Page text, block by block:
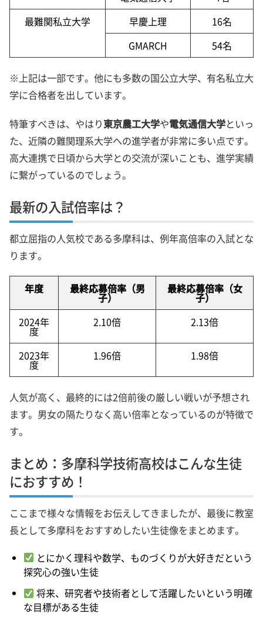
最難関私立大学
早慶上理
16名
GMARCH
54名
※上記は一部です。他にも多数の国公立大学、有名私立大
学に合格者を出しています。
特筆すべきは、やはり東京農工大学や電気通信大学といっ
た、近隣の難関理系大学への進学者が非常に多い点です。
高大連携で日頃から大学との交流が深いことも、進学実績
に繋がっているのでしょう。
最新の入試倍率は？
都立屈指の人気校である多摩科は、例年高倍率の入試とな
ります。
年度 最終応募倍率（男
子）
最終応募倍率（女
子）
2024年
度
2.10倍 2.13倍
2023年
度
1.96倍 1.98倍
人気が高く、最終的には2倍前後の厳しい戦いが予想され
ます。男女の隔たりなく高い倍率となっているのが特徴で
す。
まとめ：多摩科学技術高校はこんな生徒
におすすめ！
ここまで様々な情報をお伝えしてきましたが、最後に教室
長として多摩科をおすすめしたい生徒像をまとめます。
とにかく理科や数学、ものづくりが大好きだという
探究心の強い生徒
将来、研究者や技術者として活躍したいという明確
な目標がある生徒